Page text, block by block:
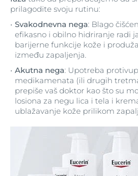
prilagodite svoju rutinu:
Svakodnevna nega: Blago
efikasno i obilno hidriranje radi
barijerne funkcije kože i
između zapaljenja.
Akutna nega: Upotreba
medikamenata (ili drugih
prepiše vaš doktor kao što su
losiona za negu lica i tela i
ublažavanje kože prilikom